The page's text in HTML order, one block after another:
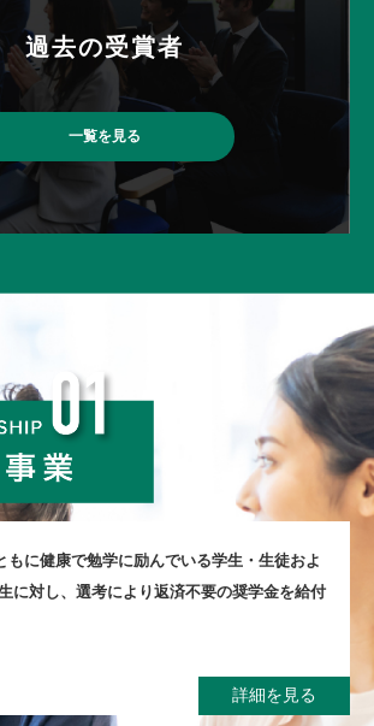
過去の受賞者
一覧を見る
もに健康で勉学に励んでいる学⽣・⽣徒およ
に対し、選考により返済不要の奨学⾦を給付
詳細を見る